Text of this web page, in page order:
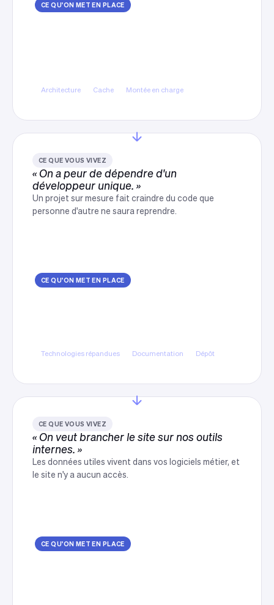
CE QU'ON MET EN PLACE
Architecture Cache Montée en charge
CE QUE VOUS VIVEZ
« On a peur de dépendre d'un
développeur unique. »
Un projet sur mesure fait craindre du code que
personne d'autre ne saura reprendre.
CE QU'ON MET EN PLACE
Technologies répandues Documentation Dépôt
CE QUE VOUS VIVEZ
« On veut brancher le site sur nos outils
internes. »
Les données utiles vivent dans vos logiciels métier, et
le site n'y a aucun accès.
CE QU'ON MET EN PLACE